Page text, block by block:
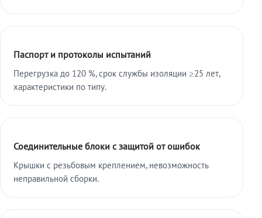
Паспорт и протоколы испытаний
Перегрузка до 120 %, срок службы изоляции ≥25 лет,
характеристики по типу.
Соединительные блоки с защитой от ошибок
Крышки с резьбовым креплением, невозможность
неправильной сборки.